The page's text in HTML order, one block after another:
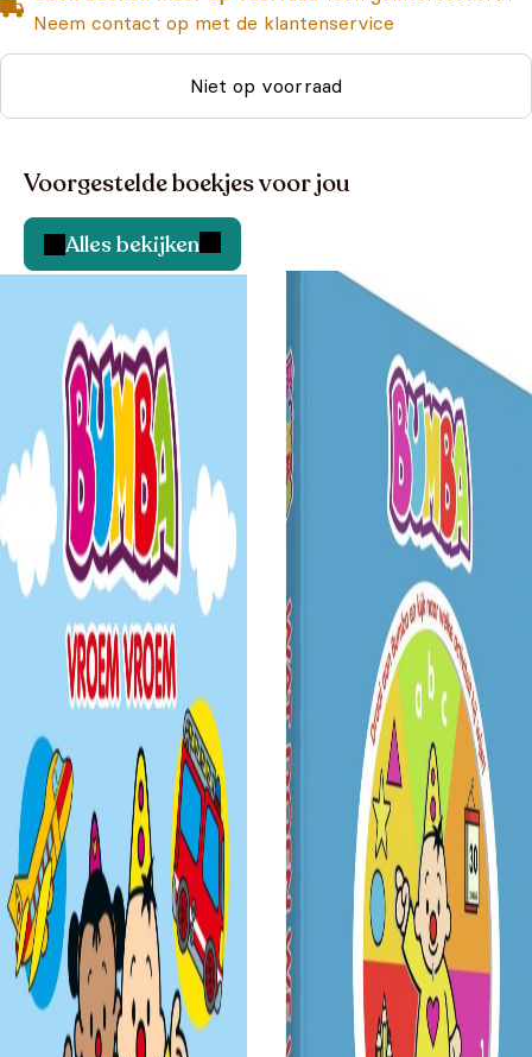
Neem contact op met de klantenservice
Niet op voorraad
Voorgestelde boekjes voor jou
Alles bekijken